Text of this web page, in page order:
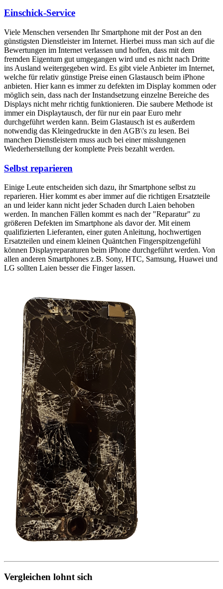
Einschick-Service
Viele Menschen versenden Ihr Smartphone mit der Post an den
günstigsten Dienstleister im Internet. Hierbei muss man sich auf die
Bewertungen im Internet verlassen und hoffen, dass mit dem
fremden Eigentum gut umgegangen wird und es nicht nach Dritte
ins Ausland weitergegeben wird. Es gibt viele Anbieter im Internet,
welche für relativ günstige Preise einen Glastausch beim iPhone
anbieten. Hier kann es immer zu defekten im Display kommen oder
möglich sein, dass nach der Instandsetzung einzelne Bereiche des
Displays nicht mehr richtig funktionieren. Die saubere Methode ist
immer ein Displaytausch, der für nur ein paar Euro mehr
durchgeführt werden kann. Beim Glastausch ist es außerdem
notwendig das Kleingedruckte in den AGB\'s zu lesen. Bei
manchen Dienstleistern muss auch bei einer misslungenen
Wiederherstellung der komplette Preis bezahlt werden.
Selbst reparieren
Einige Leute entscheiden sich dazu, ihr Smartphone selbst zu
reparieren. Hier kommt es aber immer auf die richtigen Ersatzteile
an und leider kann nicht jeder Schaden durch Laien behoben
werden. In manchen Fällen kommt es nach der "Reparatur" zu
größeren Defekten im Smartphone als davor der. Mit einem
qualifizierten Lieferanten, einer guten Anleitung, hochwertigen
Ersatzteilen und einem kleinen Quäntchen Fingerspitzengefühl
können Displayreparaturen beim iPhone durchgeführt werden. Von
allen anderen Smartphones z.B. Sony, HTC, Samsung, Huawei und
LG sollten Laien besser die Finger lassen.
Vergleichen lohnt sich